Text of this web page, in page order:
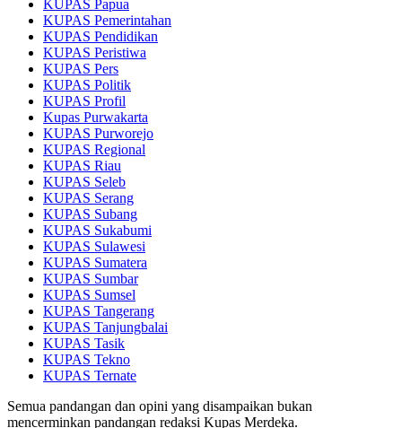
KUPAS Papua
KUPAS Pemerintahan
KUPAS Pendidikan
KUPAS Peristiwa
KUPAS Pers
KUPAS Politik
KUPAS Profil
Kupas Purwakarta
KUPAS Purworejo
KUPAS Regional
KUPAS Riau
KUPAS Seleb
KUPAS Serang
KUPAS Subang
KUPAS Sukabumi
KUPAS Sulawesi
KUPAS Sumatera
KUPAS Sumbar
KUPAS Sumsel
KUPAS Tangerang
KUPAS Tanjungbalai
KUPAS Tasik
KUPAS Tekno
KUPAS Ternate
Semua pandangan dan opini yang disampaikan bukan
mencerminkan pandangan redaksi Kupas Merdeka.